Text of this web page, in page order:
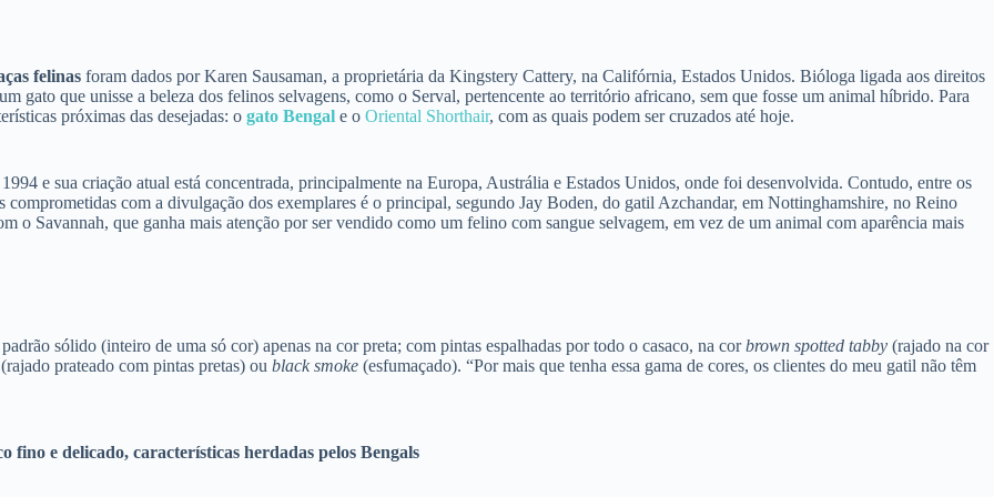
felinas foram dados por Karen Sausaman, a proprietária da Kingstery Cattery, na Califórnia, Estados Unidos. Bióloga ligada aos direitos
gato que unisse a beleza dos felinos selvagens, como o Serval, pertencente ao território africano, sem que fosse um animal híbrido. Para
próximas das desejadas: o gato Bengal e o Oriental Shorthair, com as quais podem ser cruzados até hoje.
e sua criação atual está concentrada, principalmente na Europa, Austrália e Estados Unidos, onde foi desenvolvida. Contudo, entre os
comprometidas com a divulgação dos exemplares é o principal, segundo Jay Boden, do gatil Azchandar, em Nottinghamshire, no Reino
o Savannah, que ganha mais atenção por ser vendido como um felino com sangue selvagem, em vez de um animal com aparência mais
sólido (inteiro de uma só cor) apenas na cor preta; com pintas espalhadas por todo o casaco, na corbrown spotted tabby (rajado na cor
prateado com pintas pretas) ou black smoke (esfumaçado). “Por mais que tenha essa gama de cores, os clientes do meu gatil não têm
fino e delicado, características herdadas pelos Bengals